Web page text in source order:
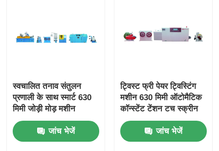
स्वचालित तनाव संतुलन
प्रणाली के साथ स्मार्ट 630
मिमी जोड़ी मोड़ मशीन
जांच भेजें
ट्विस्ट फ्री पेयर ट्विस्टिंग
मशीन 630 मिमी ऑटोमैटिक
कॉन्स्टेंट टेंशन टच स्क्रीन
के साथ
जांच भेजें